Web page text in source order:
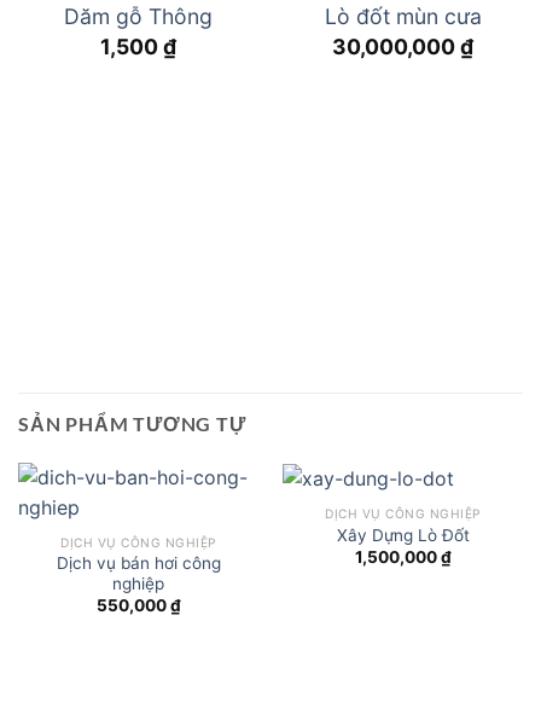
Dăm gỗ Thông
1,500₫
Lò đốt mùn cưa
30,000,000₫
SẢN PHẨM TƯƠNG TỰ
DỊCH VỤ CÔNG NGHIỆP
Dịch vụ bán hơi công
nghiệp
550,000₫
DỊCH VỤ CÔNG NGHIỆP
Xây Dựng Lò Đốt
1,500,000₫